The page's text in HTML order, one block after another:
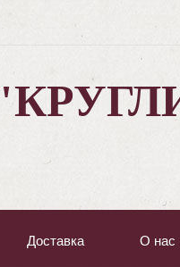
Доставка О нас